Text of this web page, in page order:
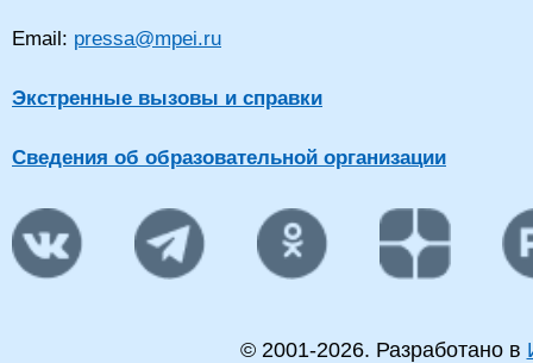
Email: pressa@mpei.ru
Экстренные вызовы и справки
Сведения об образовательной организации
© 2001-2026. Разработано в